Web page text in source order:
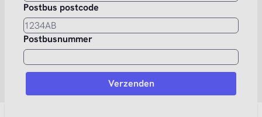
Postbus postcode
Postbusnummer